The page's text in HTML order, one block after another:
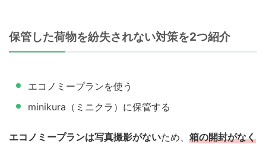
保管した荷物を紛失されない対策を2つ紹介
エコノミープランを使う
minikura（ミニクラ）に保管する
エコノミープランは写真撮影がないため、 箱の開封がなく